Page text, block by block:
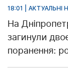
18:01 | АКТУАЛЬНІ
На
загинули
поранення: